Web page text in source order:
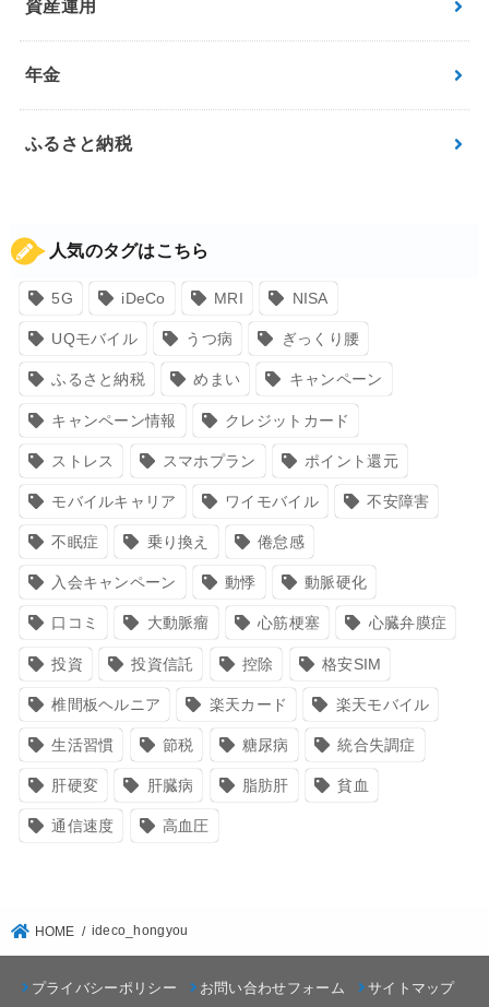
資産運用
年金
ふるさと納税
人気のタグはこちら
5G iDeCo MRI NISA
UQモバイル うつ病 ぎっくり腰
ふるさと納税 めまい キャンペーン
キャンペーン情報 クレジットカード
ストレス スマホプラン ポイント還元
モバイルキャリア ワイモバイル 不安障害
不眠症 乗り換え 倦怠感
入会キャンペーン 動悸 動脈硬化
口コミ 大動脈瘤 心筋梗塞 心臓弁膜症
投資 投資信託 控除 格安SIM
椎間板ヘルニア 楽天カード 楽天モバイル
生活習慣 節税 糖尿病 統合失調症
肝硬変 肝臓病 脂肪肝 貧血
通信速度 高血圧
HOME ideco_hongyou
プライバシーポリシー お問い合わせフォーム サイトマップ